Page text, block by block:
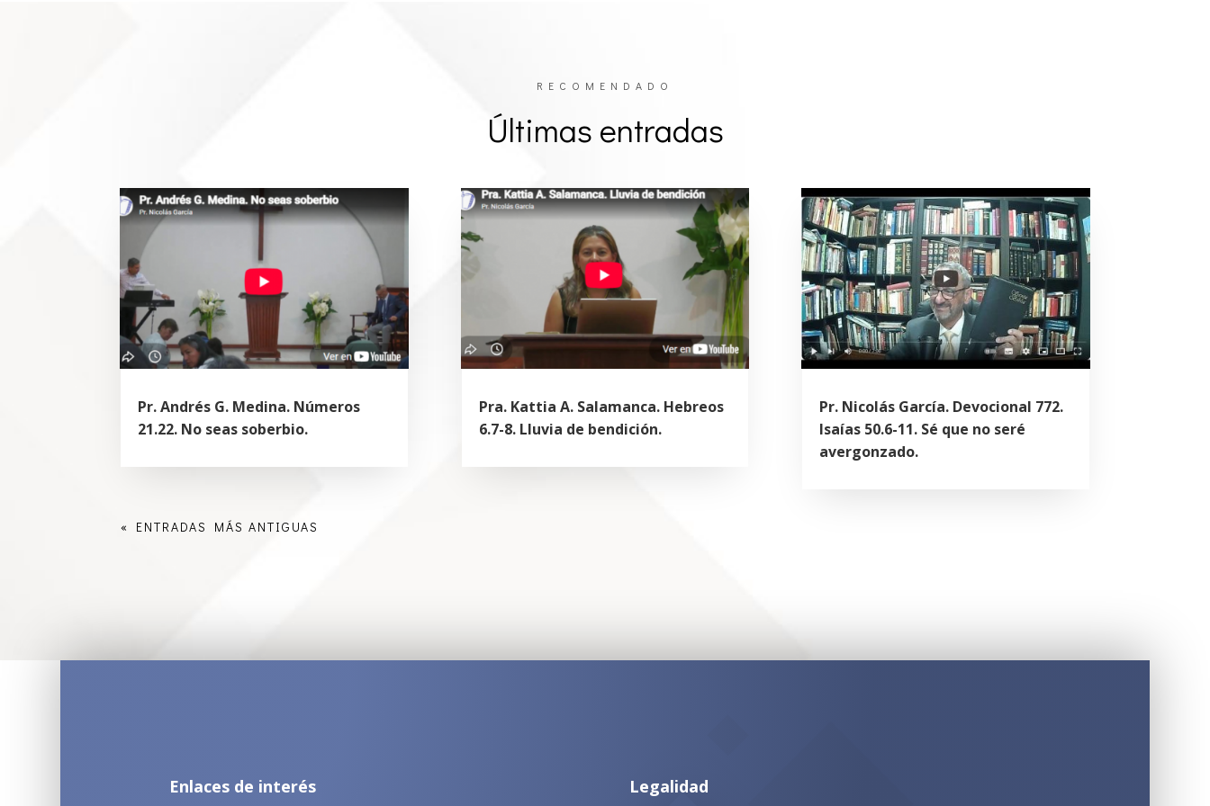
RECOMENDADO
Últimas entradas
Pr. Andrés G. Medina. Números
21.22. No seas soberbio.
Pra. Kattia A. Salamanca. Hebreos
6.7-8. Lluvia de bendición.
Pr. Nicolás García. Devocional 772.
Isaías 50.6-11. Sé que no seré
avergonzado.
« ENTRADAS MÁS ANTIGUAS
Enlaces de interés Legalidad